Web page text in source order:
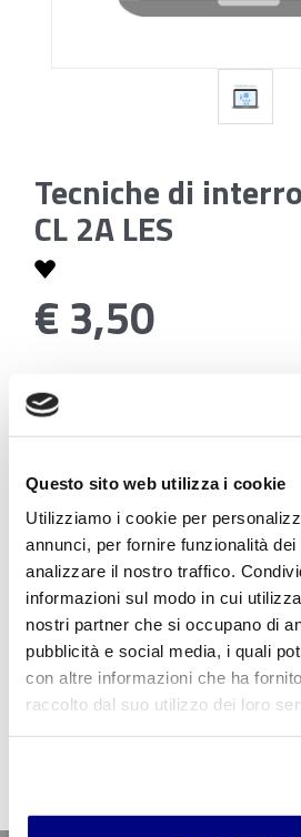
Questo sito web utilizza i cookie
Utilizziamo i cookie per
annunci, per fornire funzionalità
analizzare il nostro traffico.
informazioni sul modo in cui
nostri partner che si occupano di
pubblicità e social media, i quali
con altre informazioni che ha
raccolto dal suo utilizzo dei loro
Tecniche di
CL 2A LES
€ 3,50
Codice: Tecniche di interrogatorio
Se sei studente della scuola
"CPVIDEOPILLOLA" in fase di
il costo della VideoPillola
AGGIUNGI AL